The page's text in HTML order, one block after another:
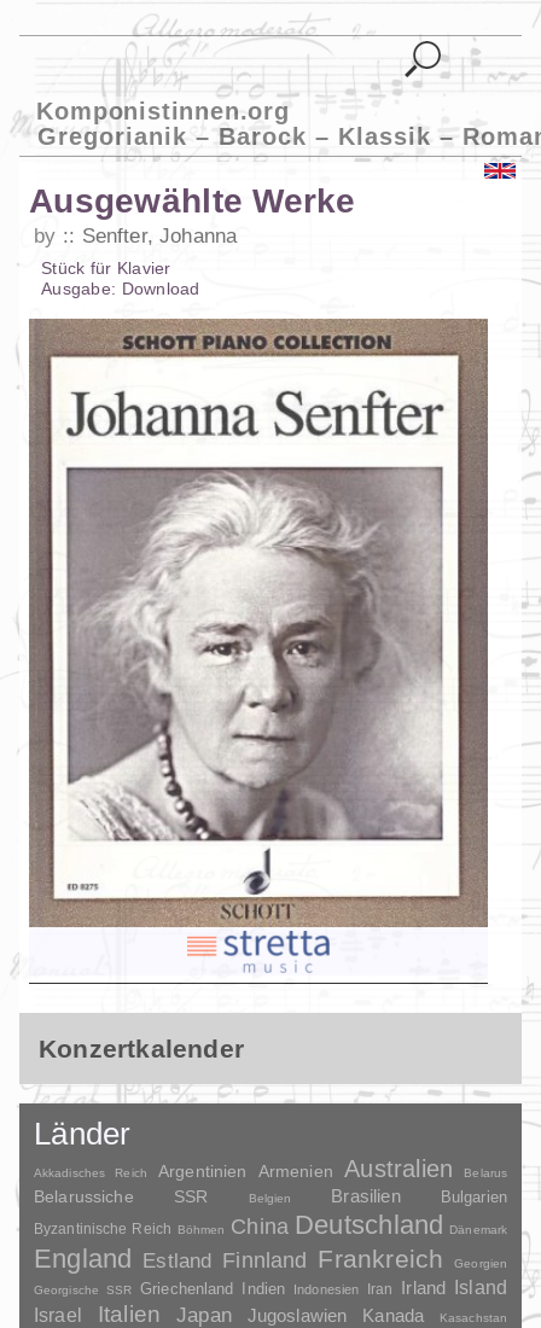
Komponistinnen.org
Gregorianik – Barock – Klassik –
Ausgewählte Werke
by Senfter, Johanna
Stück für Klavier
Ausgabe: Download
Konzertkalender
Länder
Akkadisches Reich Argentinien Armenien Australien Belarus
Belarussiche SSR Belgien Brasilien Bulgarien
Byzantinische Reich Böhmen China Deutschland Dänemark
England Estland Finnland Frankreich
Georgien
Georgische SSR
Griechenland Indien Indonesien Iran Irland
Island
Israel
Italien Japan Jugoslawien Kanada Kasachstan